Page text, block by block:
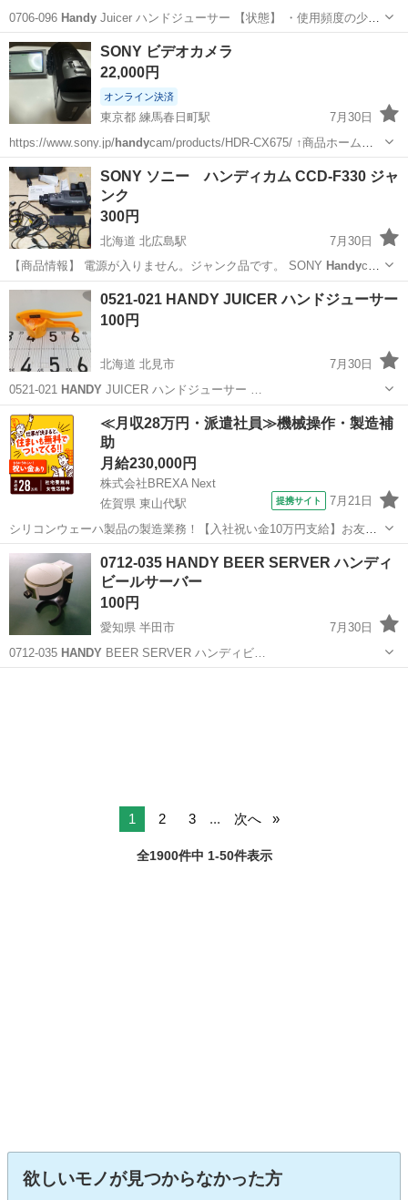
0706-096 HandyJuicer ハンドジューサー 【状態】 ・使用頻度の少な
い美品です ・詳細は現地でご確認ください ・お値引きは出来かねます
のでご了承願います ※中古品のため、状態についてはご...
兵庫 西宮市 調理器具
SONY ビデオカメラ
22,000円
オンライン決済
東京都 練馬春日町駅
7月30日
https://www.sony.jp/handycam/products/HDR-CX675/ ↑商品ホームペ
ージ 直近まで使用していたため動作確認済みです。 細かな傷等使用感
はあります。 充電ケーブル、ケース付き 郵...
東京 練馬区 カメラ
SONY ソニー ハンディカム CCD-F330 ジャ
ンク
300円
北海道 北広島駅
7月30日
【商品情報】 電源が入りません。ジャンク品です。 SONY Handycam
CCD-F330 ビデオカメラ 1式 ケーブル類や、アダプターも全てセット
です。 部品取り等にお使いください。 【状態】 付属品で...
北海道 北広島市 北広島駅 カメラ
0521-021 HANDY JUICER ハンドジューサー
100円
北海道 北見市
7月30日
0521-021 HANDYJUICER ハンドジューサー …
北海道 北見市 調理器具 HANDY
≪月収28万円・派遣社員≫機械操作・製造補
助
月給230,000円
株式会社BREXA Next
佐賀県 東山代駅
提携サイト 7月21日
シリコンウェーハ製品の製造業務！【入社祝い金10万円支給】お友達
やカップルとの応募OK◎年間休日129日＆休出なしでプライベート充
実♪業務はクリーンルームで快適作業◎自社正社員登用制度あり★1食
300円～の格安食堂あり！《佐...
佐賀 伊万里市
0712-035 HANDY BEER SERVER ハンディ
ビールサーバー
100円
愛知県 半田市
7月30日
0712-035 HANDYBEER SERVER ハンディビ…
1 2 3 ... 次へ
全1900件中 1-50件表示
欲しいモノが見つからなかった方